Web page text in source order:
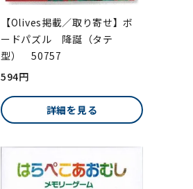
【Olives掲載／取り寄せ】ボ
ードパズル 降誕（タテ
型） 50757
594円
詳細を見る